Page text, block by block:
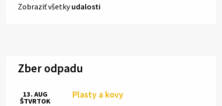
Zobraziť všetkyudalosti
Zber odpadu
Plasty a kovy
13. AUG
ŠTVRTOK